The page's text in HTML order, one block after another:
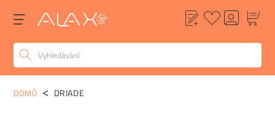
POPIS ALTERNATIVY
DOMŮ DRIADE